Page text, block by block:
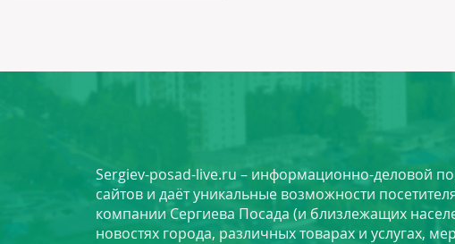
Sergiev-posad-live.ru – информационно-деловой
сайтов и даёт уникальные возможности
компании Сергиева Посада (и близлежащих
новостях города, различных товарах и услугах,